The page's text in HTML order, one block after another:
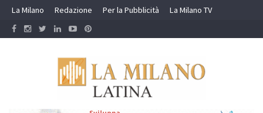
Skip
content
La Milano Redazione Per la Pubblicità La Milano TV